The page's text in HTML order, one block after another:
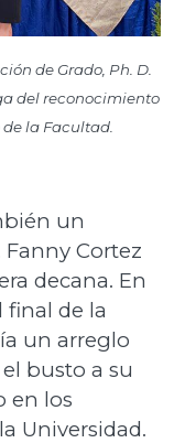
de Grado, Ph. D.
del reconocimiento
la Facultad.
un
Fanny Cortez
decana. En
final de la
un arreglo
busto a su
en los
Universidad.